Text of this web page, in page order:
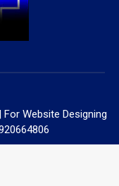
Website Designing